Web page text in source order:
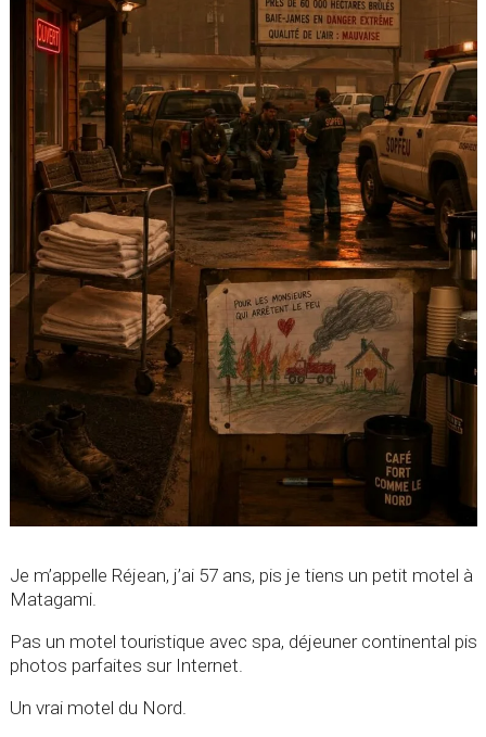
Je m’appelle Réjean, j’ai 57 ans, pis je tiens un petit motel à
Matagami.
Pas un motel touristique avec spa, déjeuner continental pis
photos parfaites sur Internet.
Un vrai motel du Nord.